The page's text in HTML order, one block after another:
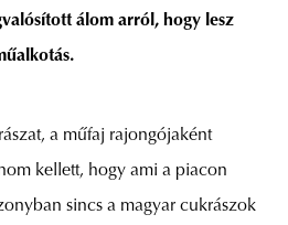
álom arról, hogy lesz
a műfaj rajongójaként
kellett, hogy ami a piacon
sincs a magyar cukrászok